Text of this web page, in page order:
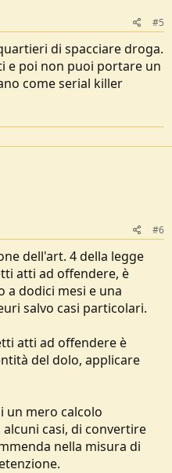
#5
di spacciare droga.
e poi non puoi portare un
come serial killer
#6
dell'art. 4 della legge
atti ad offendere, è
a dodici mesi e una
salvo casi particolari.
atti ad offendere è
del dolo, applicare
un mero calcolo
casi, di convertire
nella misura di